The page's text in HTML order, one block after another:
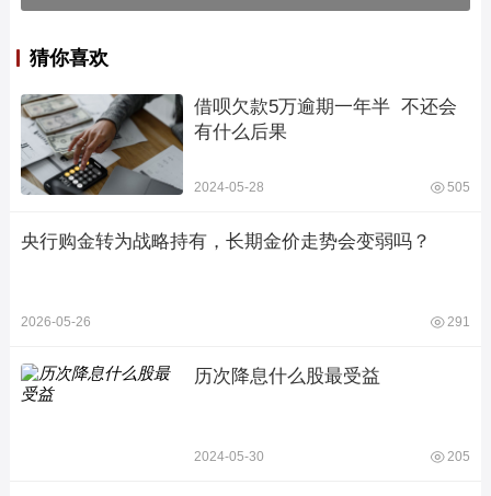
猜你喜欢
借呗欠款5万逾期一年半  不还会
有什么后果
2024-05-28 505
央行购金转为战略持有，长期金价走势会变弱吗？
2026-05-26 291
历次降息什么股最受益
2024-05-30 205